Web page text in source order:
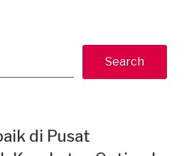
Search
di Pusat